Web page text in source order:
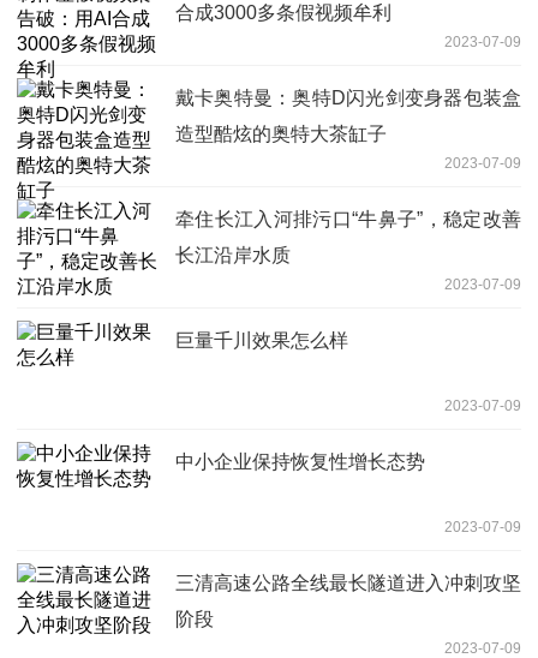
合成3000多条假视频牟利
2023-07-09
戴卡奥特曼：奥特D闪光剑变身器包装盒
造型酷炫的奥特大茶缸子
2023-07-09
牵住长江入河排污口“牛鼻子”，稳定改善
长江沿岸水质
2023-07-09
巨量千川效果怎么样
2023-07-09
中小企业保持恢复性增长态势
2023-07-09
三清高速公路全线最长隧道进入冲刺攻坚
阶段
2023-07-09